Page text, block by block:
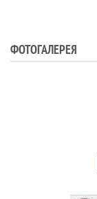
ФОТОГАЛЕРЕЯ